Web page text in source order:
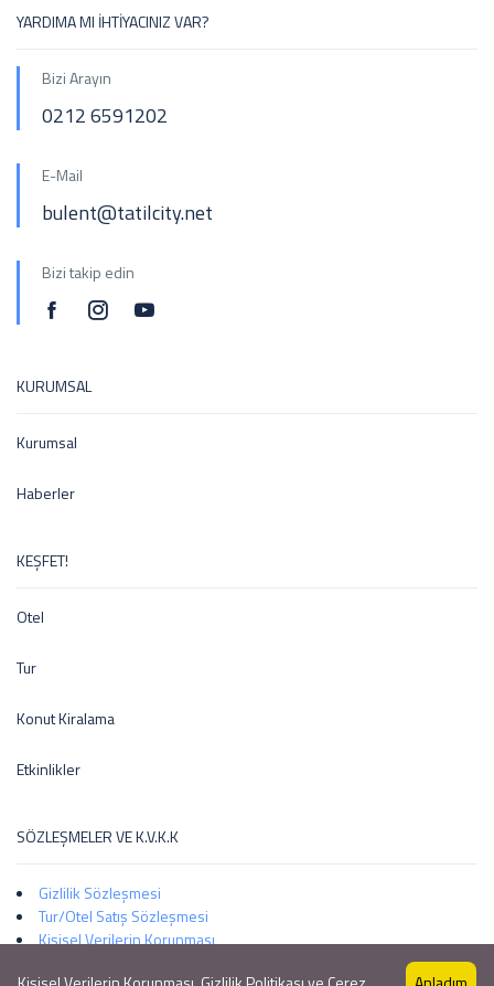
YARDIMA MI İHTİYACINIZ VAR?
Bizi Arayın
0212 6591202
E-Mail
bulent@tatilcity.net
Bizi takip edin
KURUMSAL
Kurumsal
Haberler
KEŞFET!
Otel
Tur
Konut Kiralama
Etkinlikler
SÖZLEŞMELER VE K.V.K.K
Gizlilik Sözleşmesi
Tur/Otel Satış Sözleşmesi
Kişisel Verilerin Korunması